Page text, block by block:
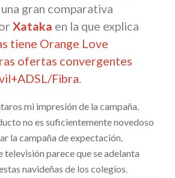
gran comparativa
Xataka en la que explica
tiene Orange Love
ofertas convergentes
Fibra
mi impresión de la campaña.
no es suficientemente novedoso
la campaña de expectación.
televisión parece que se adelanta
navideñas de los colegios.